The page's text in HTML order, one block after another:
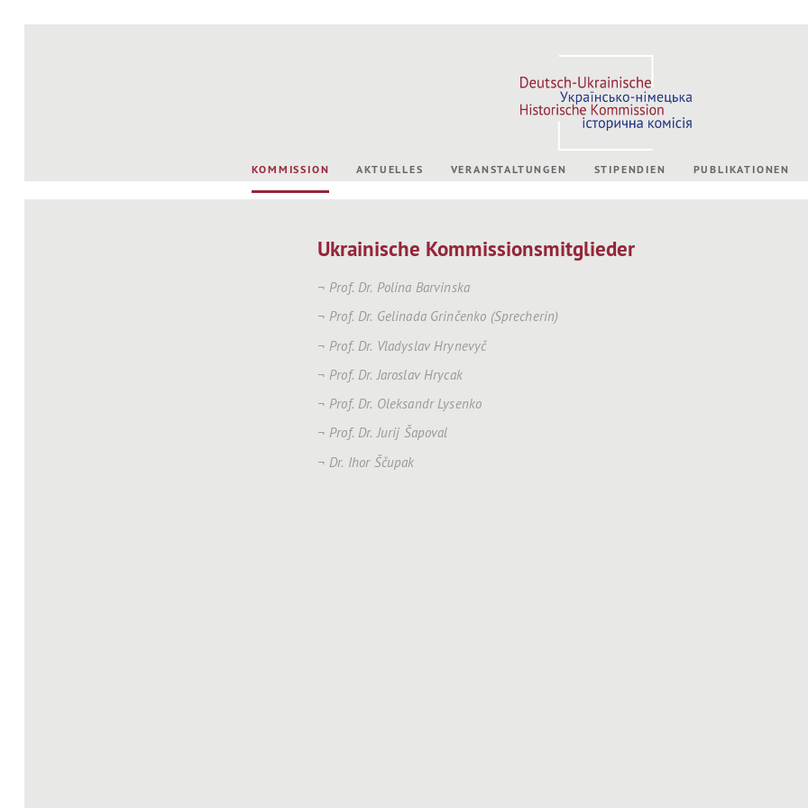
KOMMISSION AKTUELLES VERANSTALTUNGEN STIPENDIEN PUBLIKATIONEN
Ukrainische Kommissionsmitglieder
Prof. Dr. Polina Barvinska
Prof. Dr. Gelinada Grinčenko (Sprecherin)
Prof. Dr. Vladyslav Hrynevyč
Prof. Dr. Jaroslav Hrycak
Prof. Dr. Oleksandr Lysenko
Prof. Dr. Jurij Šapoval
Dr. Ihor Ščupak